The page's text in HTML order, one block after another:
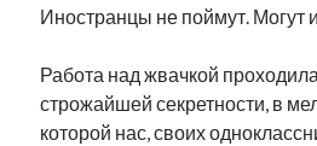
Михаил Стальнухин:
mstalnuhhin@gmail.com
Отзывы и предложения по блогу:
anton.stalnuhhin@gmail.com
Иностранцы не поймут. Могут
Работа над жвачкой
строжайшей секретности, в
которой нас, своих